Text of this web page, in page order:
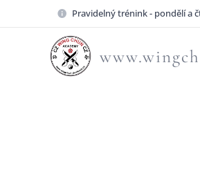
Pravidelný trénink - pondělí a